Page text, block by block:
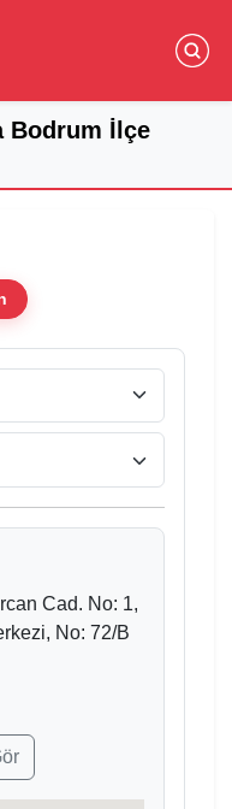
Bodrum İlçe
Cad. No: 1,
No: 72/B